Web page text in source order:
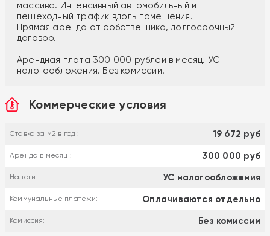
массива. Интенсивный автомобильный и
пешеходный трафик вдоль помещения.
Прямая аренда от собственника, долгосрочный
договор.
Арендная плата 300 000 рублей в месяц. УС
налогообложения. Без комиссии.
Коммерческие условия
Ставка за м2 в год : 19 672 руб
Аренда в месяц : 300 000 руб
Налоги: УС налогообложения
Коммунальные платежи: Оплачиваются отдельно
Комиссия: Без комиссии